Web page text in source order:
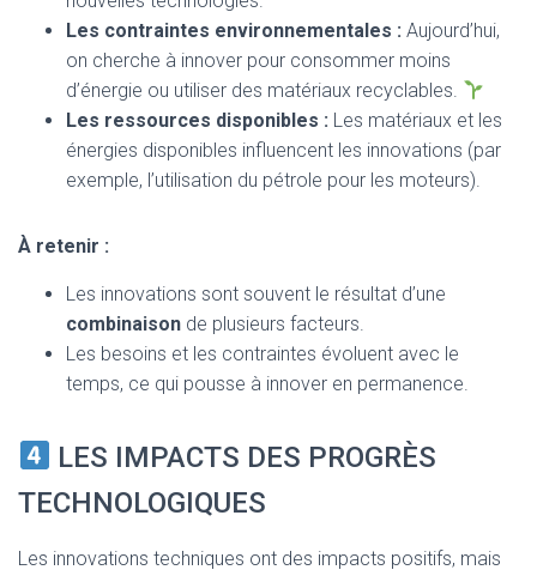
Les contraintes environnementales : Aujourd’hui,
on cherche à innover pour consommer moins
d’énergie ou utiliser des matériaux recyclables.
Les ressources disponibles : Les matériaux et les
énergies disponibles influencent les innovations (par
exemple, l’utilisation du pétrole pour les moteurs).
À retenir :
Les innovations sont souvent le résultat d’une
combinaison de plusieurs facteurs.
Les besoins et les contraintes évoluent avec le
temps, ce qui pousse à innover en permanence.
LES IMPACTS DES PROGRÈS
TECHNOLOGIQUES
Les innovations techniques ont des impacts positifs, mais